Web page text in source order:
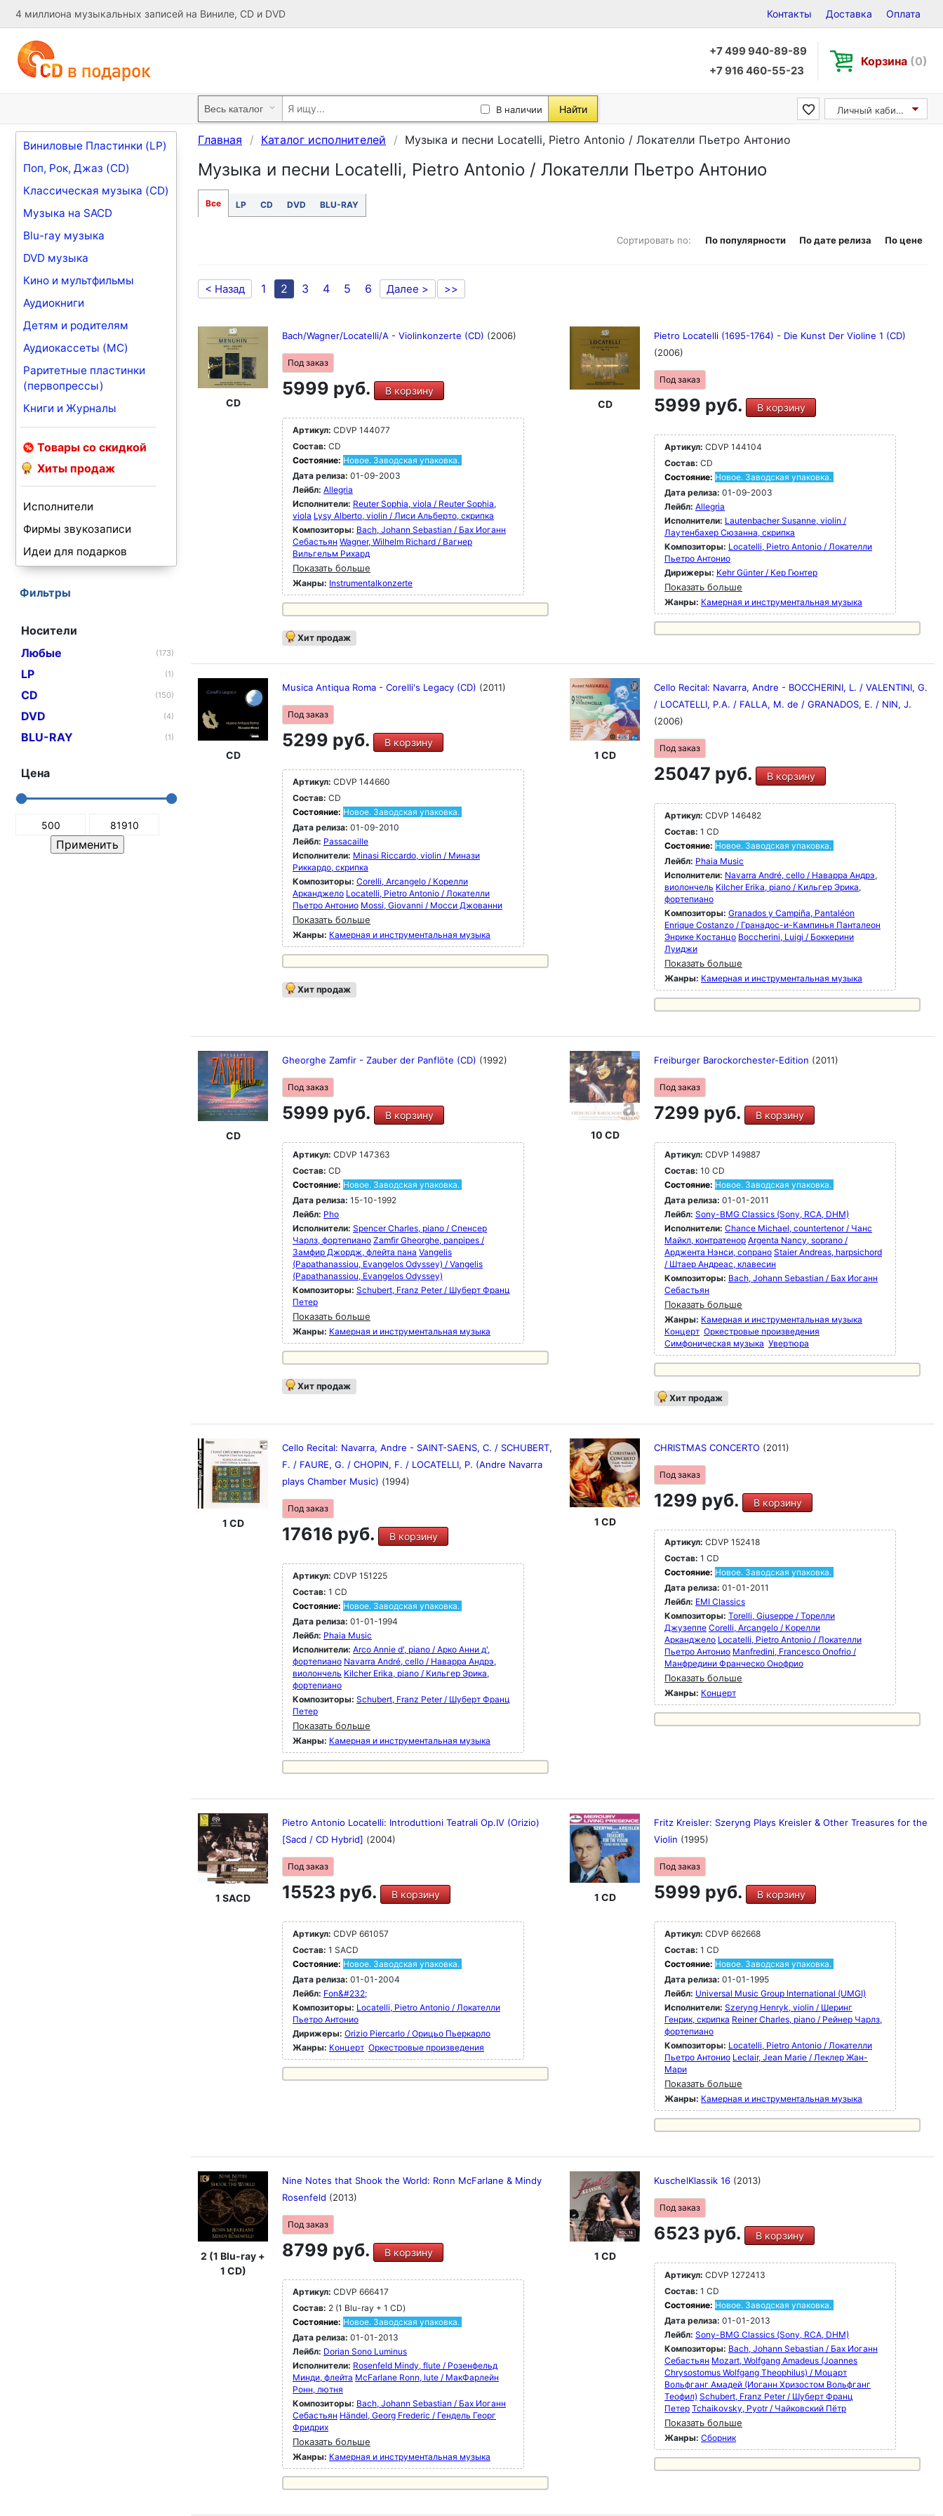
4 миллиона музыкальных записей на Виниле, CD и DVD Контакты Доставка Оплата
+7 499 940-89-89
+7 916 460-55-23
Корзина (0)
В наличии Найти Личный кабинет
Виниловые Пластинки (LP)
Поп, Рок, Джаз (CD)
Классическая музыка (CD)
Музыка на SACD
Blu-ray музыка
DVD музыка
Кино и мультфильмы
Аудиокниги
Детям и родителям
Аудиокассеты (MC)
Раритетные пластинки
(первопрессы)
Книги и Журналы
Товары со скидкой
Хиты продаж
Исполнители
Фирмы звукозаписи
Идеи для подарков
Фильтры
Носители
Любые
(173)
LP (1)
CD (150)
DVD (4)
BLU-RAY (1)
Цена
Главная Каталог исполнителей Музыка и песни Locatelli, Pietro Antonio / Локателли Пьетро Антонио
Музыка и песни Locatelli, Pietro Antonio / Локателли Пьетро Антонио
Все LP CD DVD BLU-RAY
Сортировать по: По популярности По дате релиза По цене
< Назад 1 2 3 4 5 6 Далее > >>
CD
Bach/Wagner/Locatelli/A - Violinkonzerte (CD) (2006)
Под заказ
5999 руб. В корзину
Артикул: CDVP 144077
Состав: CD
Состояние: Новое. Заводская упаковка.
Дата релиза: 01-09-2003
Лейбл: Allegria
Исполнители: Reuter Sophia, viola / Reuter Sophia,
viola Lysy Alberto, violin / Лиси Альберто, скрипка
Композиторы: Bach, Johann Sebastian / Бах Иоганн
Себастьян Wagner, Wilhelm Richard / Вагнер
Вильгельм Рихард
Показать больше
Жанры: Instrumentalkonzerte
Хит продаж
CD
Pietro Locatelli (1695-1764) - Die Kunst Der Violine 1 (CD)
(2006)
Под заказ
5999 руб. В корзину
Артикул: CDVP 144104
Состав: CD
Состояние: Новое. Заводская упаковка.
Дата релиза: 01-09-2003
Лейбл: Allegria
Исполнители: Lautenbacher Susanne, violin /
Лаутенбахер Сюзанна, скрипка
Композиторы: Locatelli, Pietro Antonio / Локателли
Пьетро Антонио
Дирижеры: Kehr Günter / Кер Гюнтер
Показать больше
Жанры: Камерная и инструментальная музыка
CD
Musica Antiqua Roma - Corelli's Legacy (CD) (2011)
Под заказ
5299 руб. В корзину
Артикул: CDVP 144660
Состав: CD
Состояние: Новое. Заводская упаковка.
Дата релиза: 01-09-2010
Лейбл: Passacaille
Исполнители: Minasi Riccardo, violin / Минази
Риккардо, скрипка
Композиторы: Corelli, Arcangelo / Корелли
Арканджело Locatelli, Pietro Antonio / Локателли
Пьетро Антонио Mossi, Giovanni / Мосси Джованни
Показать больше
Жанры: Камерная и инструментальная музыка
Хит продаж
1 CD
Cello Recital: Navarra, Andre - BOCCHERINI, L. / VALENTINI, G.
/ LOCATELLI, P.A. / FALLA, M. de / GRANADOS, E. / NIN, J.
(2006)
Под заказ
25047 руб. В корзину
Артикул: CDVP 146482
Состав: 1 CD
Состояние: Новое. Заводская упаковка.
Лейбл: Phaia Music
Исполнители: Navarra André, cello / Наварра Андрэ,
виолончель Kilcher Erika, piano / Кильгер Эрика,
фортепиано
Композиторы: Granados y Campiña, Pantaléon
Enrique Costanzo / Гранадос-и-Кампинья Панталеон
Энрике Костанцо Boccherini, Luigi / Боккерини
Луиджи
Показать больше
Жанры: Камерная и инструментальная музыка
CD
Gheorghe Zamfir - Zauber der Panflöte (CD) (1992)
Под заказ
5999 руб. В корзину
Артикул: CDVP 147363
Состав: CD
Состояние: Новое. Заводская упаковка.
Дата релиза: 15-10-1992
Лейбл: Pho
Исполнители: Spencer Charles, piano / Спенсер
Чарлз, фортепиано Zamfir Gheorghe, panpipes /
Замфир Джордж, флейта пана Vangelis
(Papathanassiou, Evangelos Odyssey) / Vangelis
(Papathanassiou, Evangelos Odyssey)
Композиторы: Schubert, Franz Peter / Шуберт Франц
Петер
Показать больше
Жанры: Камерная и инструментальная музыка
Хит продаж
10 CD
Freiburger Barockorchester-Edition (2011)
Под заказ
7299 руб. В корзину
Артикул: CDVP 149887
Состав: 10 CD
Состояние: Новое. Заводская упаковка.
Дата релиза: 01-01-2011
Лейбл: Sony-BMG Classics (Sony, RCA, DHM)
Исполнители: Chance Michael, countertenor / Чанс
Майкл, контратенор Argenta Nancy, soprano /
Арджента Нэнси, сопрано Staier Andreas, harpsichord
/ Штаер Андреас, клавесин
Композиторы: Bach, Johann Sebastian / Бах Иоганн
Себастьян
Показать больше
Жанры: Камерная и инструментальная музыка
Концерт Оркестровые произведения
Симфоническая музыка Увертюра
Хит продаж
1 CD
Cello Recital: Navarra, Andre - SAINT-SAENS, C. / SCHUBERT,
F. / FAURE, G. / CHOPIN, F. / LOCATELLI, P. (Andre Navarra
plays Chamber Music) (1994)
Под заказ
17616 руб. В корзину
Артикул: CDVP 151225
Состав: 1 CD
Состояние: Новое. Заводская упаковка.
Дата релиза: 01-01-1994
Лейбл: Phaia Music
Исполнители: Arco Annie d', piano / Арко Анни д',
фортепиано Navarra André, cello / Наварра Андрэ,
виолончель Kilcher Erika, piano / Кильгер Эрика,
фортепиано
Композиторы: Schubert, Franz Peter / Шуберт Франц
Петер
Показать больше
Жанры: Камерная и инструментальная музыка
1 CD
CHRISTMAS CONCERTO (2011)
Под заказ
1299 руб. В корзину
Артикул: CDVP 152418
Состав: 1 CD
Состояние: Новое. Заводская упаковка.
Дата релиза: 01-01-2011
Лейбл: EMI Classics
Композиторы: Torelli, Giuseppe / Торелли
Джузеппе Corelli, Arcangelo / Корелли
Арканджело Locatelli, Pietro Antonio / Локателли
Пьетро Антонио Manfredini, Francesco Onofrio /
Манфредини Франческо Онофрио
Показать больше
Жанры: Концерт
1 SACD
Pietro Antonio Locatelli: Introduttioni Teatrali Op.IV (Orizio)
[Sacd / CD Hybrid] (2004)
Под заказ
15523 руб. В корзину
Артикул: CDVP 661057
Состав: 1 SACD
Состояние: Новое. Заводская упаковка.
Дата релиза: 01-01-2004
Лейбл: Fon&#232;
Композиторы: Locatelli, Pietro Antonio / Локателли
Пьетро Антонио
Дирижеры: Orizio Piercarlo / Орицьо Пьеркарло
Жанры: Концерт Оркестровые произведения
1 CD
Fritz Kreisler: Szeryng Plays Kreisler & Other Treasures for the
Violin (1995)
Под заказ
5999 руб. В корзину
Артикул: CDVP 662668
Состав: 1 CD
Состояние: Новое. Заводская упаковка.
Дата релиза: 01-01-1995
Лейбл: Universal Music Group International (UMGI)
Исполнители: Szeryng Henryk, violin / Шеринг
Генрик, скрипка Reiner Charles, piano / Рейнер Чарлз,
фортепиано
Композиторы: Locatelli, Pietro Antonio / Локателли
Пьетро Антонио Leclair, Jean Marie / Леклер Жан-
Мари
Показать больше
Жанры: Камерная и инструментальная музыка
2 (1 Blu-ray +
1 CD)
Nine Notes that Shook the World: Ronn McFarlane & Mindy
Rosenfeld (2013)
Под заказ
8799 руб. В корзину
Артикул: CDVP 666417
Состав: 2 (1 Blu-ray + 1 CD)
Состояние: Новое. Заводская упаковка.
Дата релиза: 01-01-2013
Лейбл: Dorian Sono Luminus
Исполнители: Rosenfeld Mindy, flute / Розенфельд
Минди, флейта McFarlane Ronn, lute / МакФарлейн
Ронн, лютня
Композиторы: Bach, Johann Sebastian / Бах Иоганн
Себастьян Händel, Georg Frederic / Гендель Георг
Фридрих
Показать больше
Жанры: Камерная и инструментальная музыка
1 CD
KuschelKlassik 16 (2013)
Под заказ
6523 руб. В корзину
Артикул: CDVP 1272413
Состав: 1 CD
Состояние: Новое. Заводская упаковка.
Дата релиза: 01-01-2013
Лейбл: Sony-BMG Classics (Sony, RCA, DHM)
Композиторы: Bach, Johann Sebastian / Бах Иоганн
Себастьян Mozart, Wolfgang Amadeus (Joannes
Chrysostomus Wolfgang Theophilus) / Моцарт
Вольфганг Амадей (Иоганн Хризостом Вольфганг
Теофил) Schubert, Franz Peter / Шуберт Франц
Петер Tchaikovsky, Pyotr / Чайковский Пётр
Показать больше
Жанры: Сборник